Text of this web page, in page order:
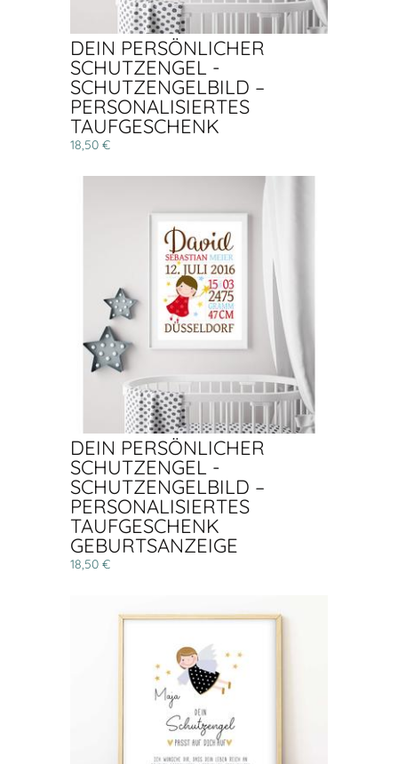
DEIN PERSÖNLICHER
SCHUTZENGEL -
SCHUTZENGELBILD –
PERSONALISIERTES
TAUFGESCHENK
18,50 €
DEIN PERSÖNLICHER
SCHUTZENGEL -
SCHUTZENGELBILD –
PERSONALISIERTES
TAUFGESCHENK
GEBURTSANZEIGE
18,50 €